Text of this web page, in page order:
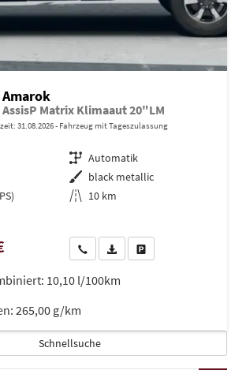
Matrix Klimaaut 20"LM
31.08.2026 Fahrzeug mit Tageszulassung
Getriebe Automatik
Außenfarbe black metallic
Kilometerstand 10 km
Wir rufen Sie anPDF-Datei, Fahrzeugexposé
10,10 l/100km
265,00 g/km
Schnellsuche